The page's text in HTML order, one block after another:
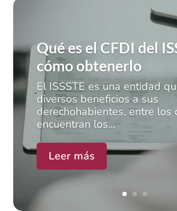
Qué es el CFDI del
cómo obtenerlo
El ISSSTE es una entidad
diversos beneficios a sus
derechohabientes, entre los
encuentran los...
Leer más